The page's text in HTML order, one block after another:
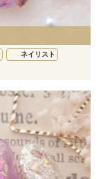
ネイリスト